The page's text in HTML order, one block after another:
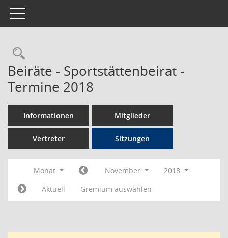
Toggle navigation
Rechercheauswahl
Beiräte - Sportstättenbeirat -
Termine 2018
Informationen Mitglieder
Vertreter Sitzungen
Monat November
2018
Aktuell
Gremium auswählen